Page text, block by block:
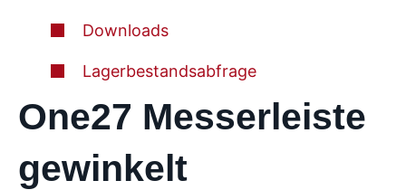
Downloads
Lagerbestandsabfrage
One27 Messerleiste
gewinkelt